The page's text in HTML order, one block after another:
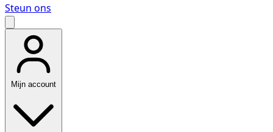
Steun ons
Mijn account